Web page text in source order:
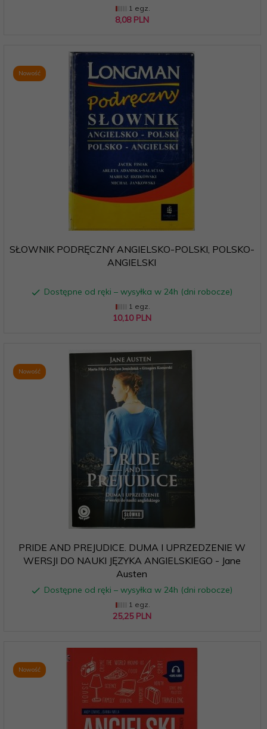
1 egz.
8,08 PLN
Nowość
SŁOWNIK PODRĘCZNY ANGIELSKO-POLSKI, POLSKO-
ANGIELSKI
Dostępne od ręki – wysyłka w 24h (dni robocze)
1 egz.
10,10 PLN
Nowość
PRIDE AND PREJUDICE. DUMA I UPRZEDZENIE W
WERSJI DO NAUKI JĘZYKA ANGIELSKIEGO - Jane
Austen
Dostępne od ręki – wysyłka w 24h (dni robocze)
1 egz.
25,25 PLN
Nowość